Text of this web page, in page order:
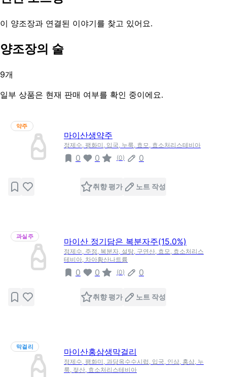
이 양조장과 연결된 이야기를 찾고 있어요.
양조장의 술
9개
일부 상품은 현재 판매 여부를 확인 중이에요.
약주
마이산생약주
정제수, 팽화미, 입국, 누룩, 효모, 효소처리스테비아
0 0 (0) 0
취향 평가 노트 작성
과실주
마이산 정기담은 복분자주(15.0%)
정제수, 주정, 복분자, 설탕, 구연산, 효모, 효소처리스
테비아, 차아황산나트륨
0 0 (0) 0
취향 평가 노트 작성
막걸리
마이산홍삼생막걸리
정제수, 팽화미, 과당옥수수시럽, 입국, 인삼, 홍삼, 누
룩, 젖산, 효소처리스테비아